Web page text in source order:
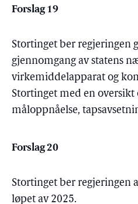
Forslag 19
Stortinget ber regjeringen
gjennomgang av statens
virkemiddelapparat og
Stortinget med en oversikt
måloppnåelse,
Forslag 20
Stortinget ber regjeringen
løpet av 2025.